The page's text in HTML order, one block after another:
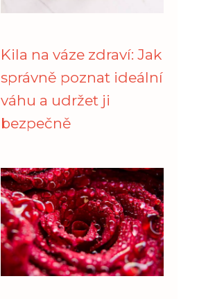
Kila na váze zdraví: Jak
správně poznat ideální
váhu a udržet ji
bezpečně